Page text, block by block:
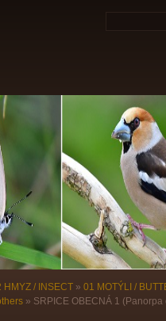
HMYZ / INSECT » 01 MOTÝLI /
» SRPICE OBECNÁ 1 (Panorpa